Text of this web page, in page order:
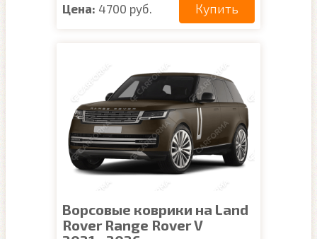
Цена: 4700 руб. Купить
Ворсовые коврики на Land
Rover Range Rover V